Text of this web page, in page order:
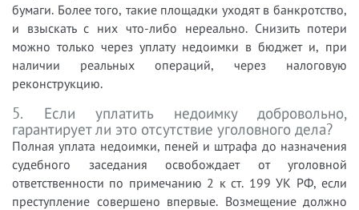
бумаги. Более того, такие площадки уходят в банкротство,
и взыскать с них что-либо нереально. Снизить потери
можно только через уплату недоимки в бюджет и, при
наличии реальных операций, через налоговую
реконструкцию.
5. Если уплатить недоимку добровольно,
гарантирует ли это отсутствие уголовного дела?
Полная уплата недоимки, пеней и штрафа до назначения
судебного заседания освобождает от уголовной
ответственности по примечанию 2 к ст. 199 УК РФ, если
преступление совершено впервые. Возмещение должно